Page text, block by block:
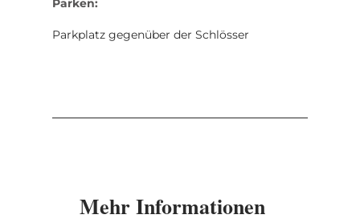
Parkplatz gegenüber der Schlösser
Mehr Informationen